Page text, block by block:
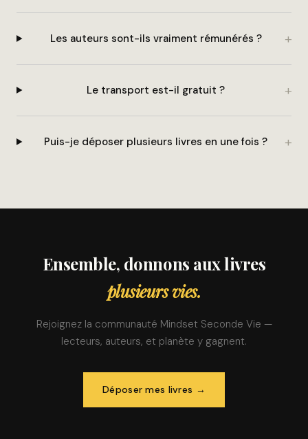
Les auteurs sont-ils vraiment rémunérés ?
Le transport est-il gratuit ?
Puis-je déposer plusieurs livres en une fois ?
Ensemble, donnons aux livres
plusieurs vies.
Rejoignez la communauté Mindset Seconde Vie —
lecteurs, auteurs, et planète y gagnent.
Déposer mes livres →